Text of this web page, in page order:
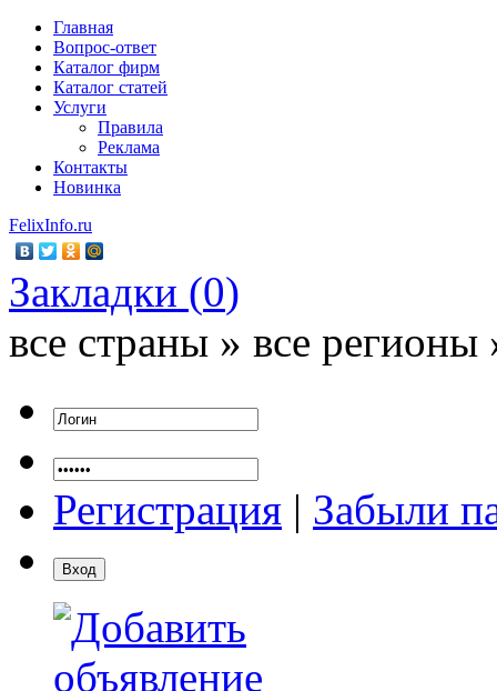
Главная
Вопрос-ответ
Каталог фирм
Каталог статей
Услуги
Правила
Реклама
Контакты
Новинка
FelixInfo.ru
Закладки (0)
все страны » все регионы
Регистрация | Забыли